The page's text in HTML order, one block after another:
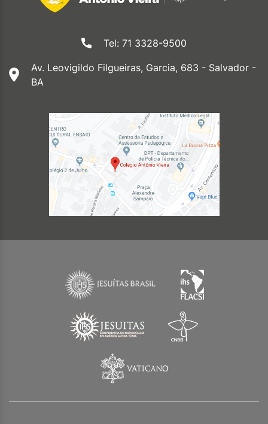
Tel: 71 3328-9500
Av. Leovigildo Filgueiras, Garcia, 683 - Salvador -
BA